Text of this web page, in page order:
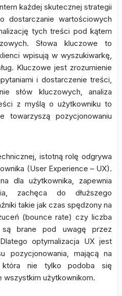
każdej skutecznej strategii
dostarczanie wartościowych
tych treści pod kątem
Słowa kluczowe to
wpisują w wyszukiwarkę,
Kluczowe jest zrozumienie
i dostarczenie treści,
słów kluczowych, analiza
z myślą o użytkowniku to
towarzyszą pozycjonowaniu
istotną rolę odgrywa
(User Experience – UX).
dla użytkownika, zapewnia
zachęca do dłuższego
takie jak czas spędzony na
(bounce rate) czy liczba
są brane pod uwagę przez
optymalizacja UX jest
pozycjonowania, mającą na
która nie tylko podoba się
wszystkim użytkownikom.